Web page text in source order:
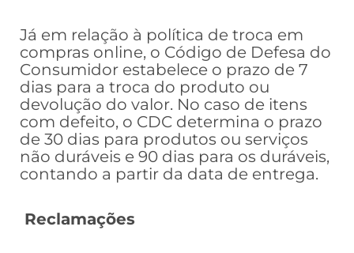
Já em relação à política de troca em
compras online, o Código de Defesa do
Consumidor estabelece o prazo de 7
dias para a troca do produto ou
devolução do valor. No caso de itens
com defeito, o CDC determina o prazo
de 30 dias para produtos ou serviços
não duráveis e 90 dias para os duráveis,
contando a partir da data de entrega.
Reclamações